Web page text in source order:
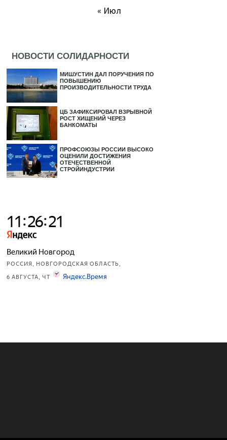
« Июл
НОВОСТИ СОЛИДАРНОСТИ
МИШУСТИН ДАЛ ПОРУЧЕНИЯ ПО
ПОВЫШЕНИЮ
ПРОИЗВОДИТЕЛЬНОСТИ ТРУДА
ЦБ ЗАФИКСИРОВАЛ ВЗРЫВНОЙ
РОСТ ХИЩЕНИЙ ЧЕРЕЗ
БАНКОМАТЫ
ПРОФСОЮЗЫ РОССИИ ВЫСОКО
ОЦЕНИЛИ ДОСТИЖЕНИЯ
ОТЕЧЕСТВЕННОЙ
СТРОЙИНДУСТРИИ